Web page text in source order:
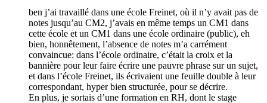
ben j’ai travaillé dans une école Freinet, où il n’y avait pas de
notes jusqu’au CM2, j’avais en même temps un CM1 dans
cette école et un CM1 dans une école ordinaire (public), eh
bien, honnêtement, l’absence de notes m’a carrément
convaincue: dans l’école ordinaire, c’était la croix et la
bannière pour leur faire écrire une pauvre phrase sur un sujet,
et dans l’école Freinet, ils écrivaient une feuille double à leur
correspondant, hyper bien structurée, pour se décrire.
En plus, je sortais d’une formation en RH, dont le stage